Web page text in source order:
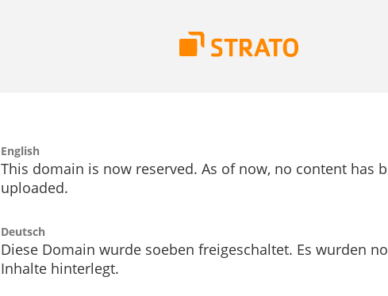
English
This domain is now reserved. As of now, no content has
uploaded.
Deutsch
Diese Domain wurde soeben freigeschaltet. Es wurden
Inhalte hinterlegt.